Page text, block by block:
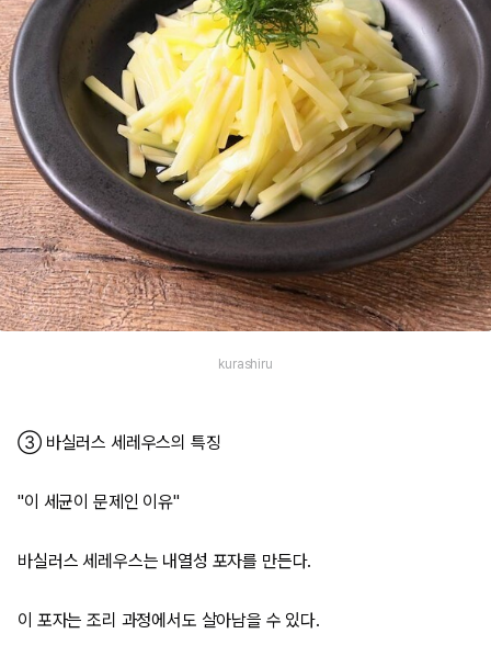
kurashiru
③ 바실러스 세레우스의 특징
"이 세균이 문제인 이유"
바실러스 세레우스는 내열성 포자를 만든다.
이 포자는 조리 과정에서도 살아남을 수 있다.